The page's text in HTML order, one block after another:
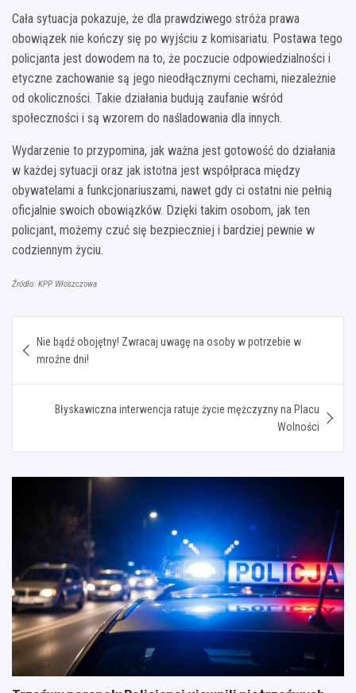
Cała sytuacja pokazuje, że dla prawdziwego stróża prawa
obowiązek nie kończy się po wyjściu z komisariatu. Postawa tego
policjanta jest dowodem na to, że poczucie odpowiedzialności i
etyczne zachowanie są jego nieodłącznymi cechami, niezależnie
od okoliczności. Takie działania budują zaufanie wśród
społeczności i są wzorem do naśladowania dla innych.
Wydarzenie to przypomina, jak ważna jest gotowość do działania
w każdej sytuacji oraz jak istotna jest współpraca między
obywatelami a funkcjonariuszami, nawet gdy ci ostatni nie pełnią
oficjalnie swoich obowiązków. Dzięki takim osobom, jak ten
policjant, możemy czuć się bezpieczniej i bardziej pewnie w
codziennym życiu.
Źródło: KPP Włoszczowa
wpisu
Nie bądź obojętny! Zwracaj uwagę na osoby w potrzebie w
mroźne dni!
Błyskawiczna interwencja ratuje życie mężczyzny na Placu
Wolności